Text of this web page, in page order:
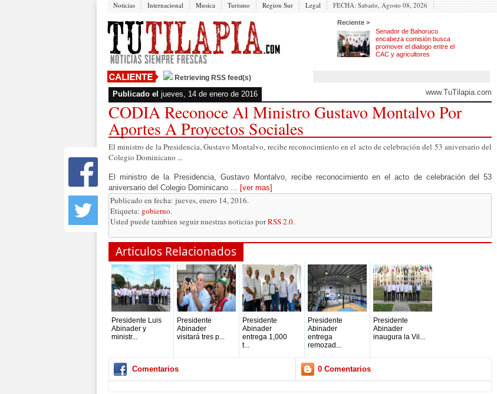
Noticias Internacional Musica Turismo Region Sur Legal FECHA: Sabado, Agosto 08, 2026
Reciente >
Senador de Bahoruco
encabeza comisión busca
promover el dialogo entre el
CAC y agricultores
Retrieving RSS feed(s)
Publicado el jueves, 14 de enero de 2016 www.TuTilapia.com
CODIA Reconoce Al Ministro Gustavo Montalvo Por
Aportes A Proyectos Sociales
El ministro de la Presidencia, Gustavo Montalvo, recibe reconocimiento en el acto de celebración del 53 aniversario del
Colegio Dominicano ...
El ministro de la Presidencia, Gustavo Montalvo, recibe reconocimiento en el acto de celebración del 53
aniversario del Colegio Dominicano ... [ver mas]
Publicado en fecha: jueves, enero 14, 2016.
Etiqueta: gobierno.
Usted puede tambien seguir nuestras noticias porRSS 2.0.
Articulos Relacionados
Presidente Luis
Abinader y
ministr...
Presidente
Abinader
visitará tres p...
Presidente
Abinader
entrega 1,000
t...
Presidente
Abinader
entrega
remozad...
Presidente
Abinader
inaugura la Vil...
Comentarios 0 Comentarios